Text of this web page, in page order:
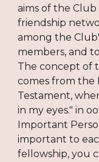
aims of the
friendship
among the
members, and
The concept of
comes from the
Testament,
in my eyes." in
Important
important to
fellowship, you